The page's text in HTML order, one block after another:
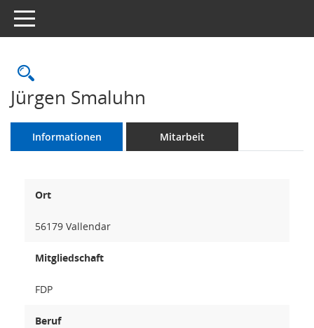
Toggle navigation
Rechercheauswahl
Jürgen Smaluhn
Informationen Mitarbeit
Ort
56179 Vallendar
Mitgliedschaft
FDP
Beruf